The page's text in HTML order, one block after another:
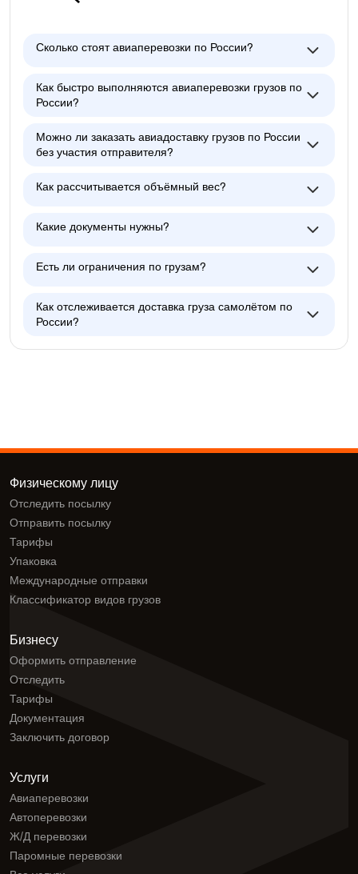
Сколько стоят авиаперевозки по России?
Как быстро выполняются авиаперевозки грузов по
России?
Можно ли заказать авиадоставку грузов по России
без участия отправителя?
Как рассчитывается объёмный вес?
Какие документы нужны?
Есть ли ограничения по грузам?
Как отслеживается доставка груза самолётом по
России?
Физическому лицу
Отследить посылку
Отправить посылку
Тарифы
Упаковка
Международные отправки
Классификатор видов грузов
Бизнесу
Оформить отправление
Отследить
Тарифы
Документация
Заключить договор
Услуги
Авиаперевозки
Автоперевозки
Ж/Д перевозки
Паромные перевозки